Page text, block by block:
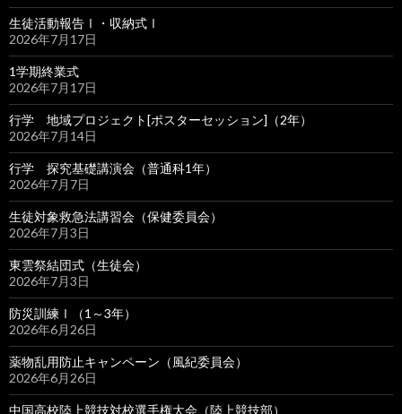
生徒活動報告Ⅰ・収納式Ⅰ
2026年7月17日
1学期終業式
2026年7月17日
行学 地域プロジェクト[ポスターセッション]（2年）
2026年7月14日
行学 探究基礎講演会（普通科1年）
2026年7月7日
生徒対象救急法講習会（保健委員会）
2026年7月3日
東雲祭結団式（生徒会）
2026年7月3日
防災訓練Ⅰ（1～3年）
2026年6月26日
薬物乱用防止キャンペーン（風紀委員会）
2026年6月26日
中国高校陸上競技対校選手権大会（陸上競技部）